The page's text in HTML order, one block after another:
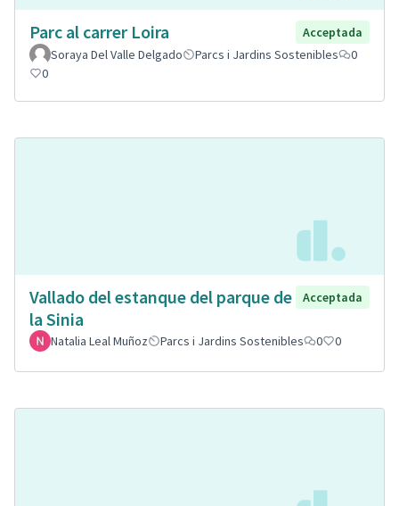
Parc al carrer Loira
Acceptada
Soraya Del Valle Delgado
Parcs i Jardins Sostenibles
0
0
Vallado del estanque del parque de
la Sinia
Acceptada
Natalia Leal Muñoz Parcs i Jardins Sostenibles 0 0